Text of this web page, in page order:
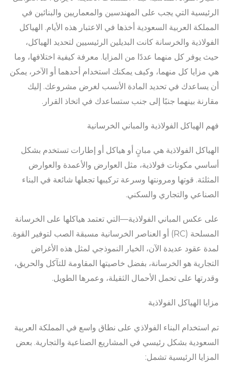
الرئيسية التي يجب على المهندسين والمعماريين والبنائين في
المملكة العربية السعودية أخذها في الاعتبار هذه الأيام. الهياكل
الفولاذية والخرسانة كانت البديلين الرئيسيين لتحديد الهياكل،
حيث يوفر كل منهما عددًا من المزايا. معرفة كيفية اختلافها، وما
هي مزايا كل منهما، وكيف يمكنك استخدام أحدهما أو الآخر، يمكن
أن يساعدك في تحديد المادة الأنسب لغرض مشروعك. إليك
مقارنة بينهما جنبًا إلى جنب ستساعدك في اتخاذ القرار.
فهم الهياكل الفولاذية والمباني الخرسانية
الهياكل الفولاذية هي مبانٍ أو هياكل أو إطارات تستخدم بشكل
أساسي مكونات فولاذية، مثل العوارض والأعمدة والعوارض
المثلثة. قوتها ومرونتها وسرعة تركيبها تجعلها شائعة في البناء
الصناعي والتجاري والسكني.
على عكس المباني الفولاذية—التي تعتمد هياكلها على الخرسانة
المسلحة (RC) أو العناصر الخرسانية مسبقة الصب لتوفير القوة.
لمدة عقود عديدة الآن، الخيار النموذجي لمثل هذه الأغراض
التجارية هو الخرسانة، بفضل خاصيتها المقاومة للتآكل والحريق،
وقدرتها على تحمل الأحمال الثقيلة، وعمرها الطويل.
مزايا الهياكل الفولاذية
تم استخدام البناء الفولاذي على نطاق واسع في المملكة العربية
السعودية بشكل رئيسي في المشاريع الصناعية والتجارية. بعض
المزايا الرئيسية تشمل: